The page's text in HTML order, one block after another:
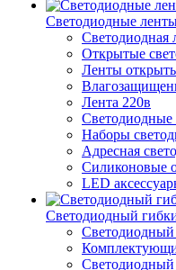
Светодиодные
Светодиодная
Открытые
Ленты
Лента 220в
Наборы
Адресная
Силиконовые
LED
Светодиодный
Светодиодный
Светодиодный